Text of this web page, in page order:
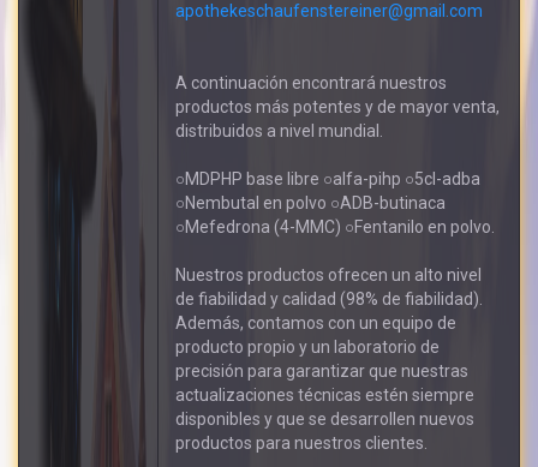
apothekeschaufenstereiner@gmail.com
A continuación encontrará nuestros
productos más potentes y de mayor venta,
distribuidos a nivel mundial.
○MDPHP base libre ○alfa-pihp ○5cl-adba
○Nembutal en polvo ○ADB-butinaca
○Mefedrona (4-MMC) ○Fentanilo en polvo.
Nuestros productos ofrecen un alto nivel
de fiabilidad y calidad (98% de fiabilidad).
Además, contamos con un equipo de
producto propio y un laboratorio de
precisión para garantizar que nuestras
actualizaciones técnicas estén siempre
disponibles y que se desarrollen nuevos
productos para nuestros clientes.